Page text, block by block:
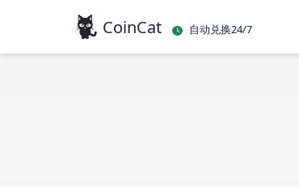
CoinCat 自动兑换24/7